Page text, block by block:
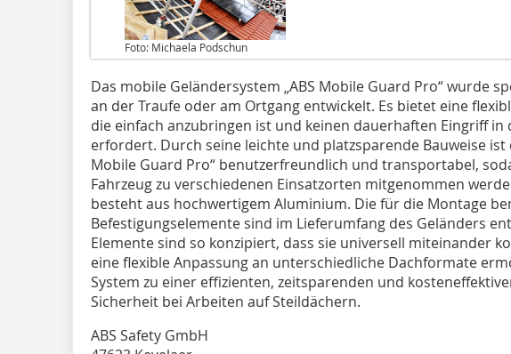
Foto: Michaela Podschun
Das mobile Geländersystem „ABS Mobile Guard Pro“ wurde
an der Traufe oder am Ortgang entwickelt. Es bietet eine
die einfach anzubringen ist und keinen dauerhaften Eingriff
erfordert. Durch seine leichte und platzsparende Bauweise ist
Mobile Guard Pro“ benutzerfreundlich und transportabel,
Fahrzeug zu verschiedenen Einsatzorten mitgenommen
besteht aus hochwertigem Aluminium. Die für die Montage
Befestigungselemente sind im Lieferumfang des Geländers
Elemente sind so konzipiert, dass sie universell miteinander
eine flexible Anpassung an unterschiedliche Dachformate
System zu einer effizienten, zeitsparenden und
Sicherheit bei Arbeiten auf Steildächern.
ABS Safety GmbH